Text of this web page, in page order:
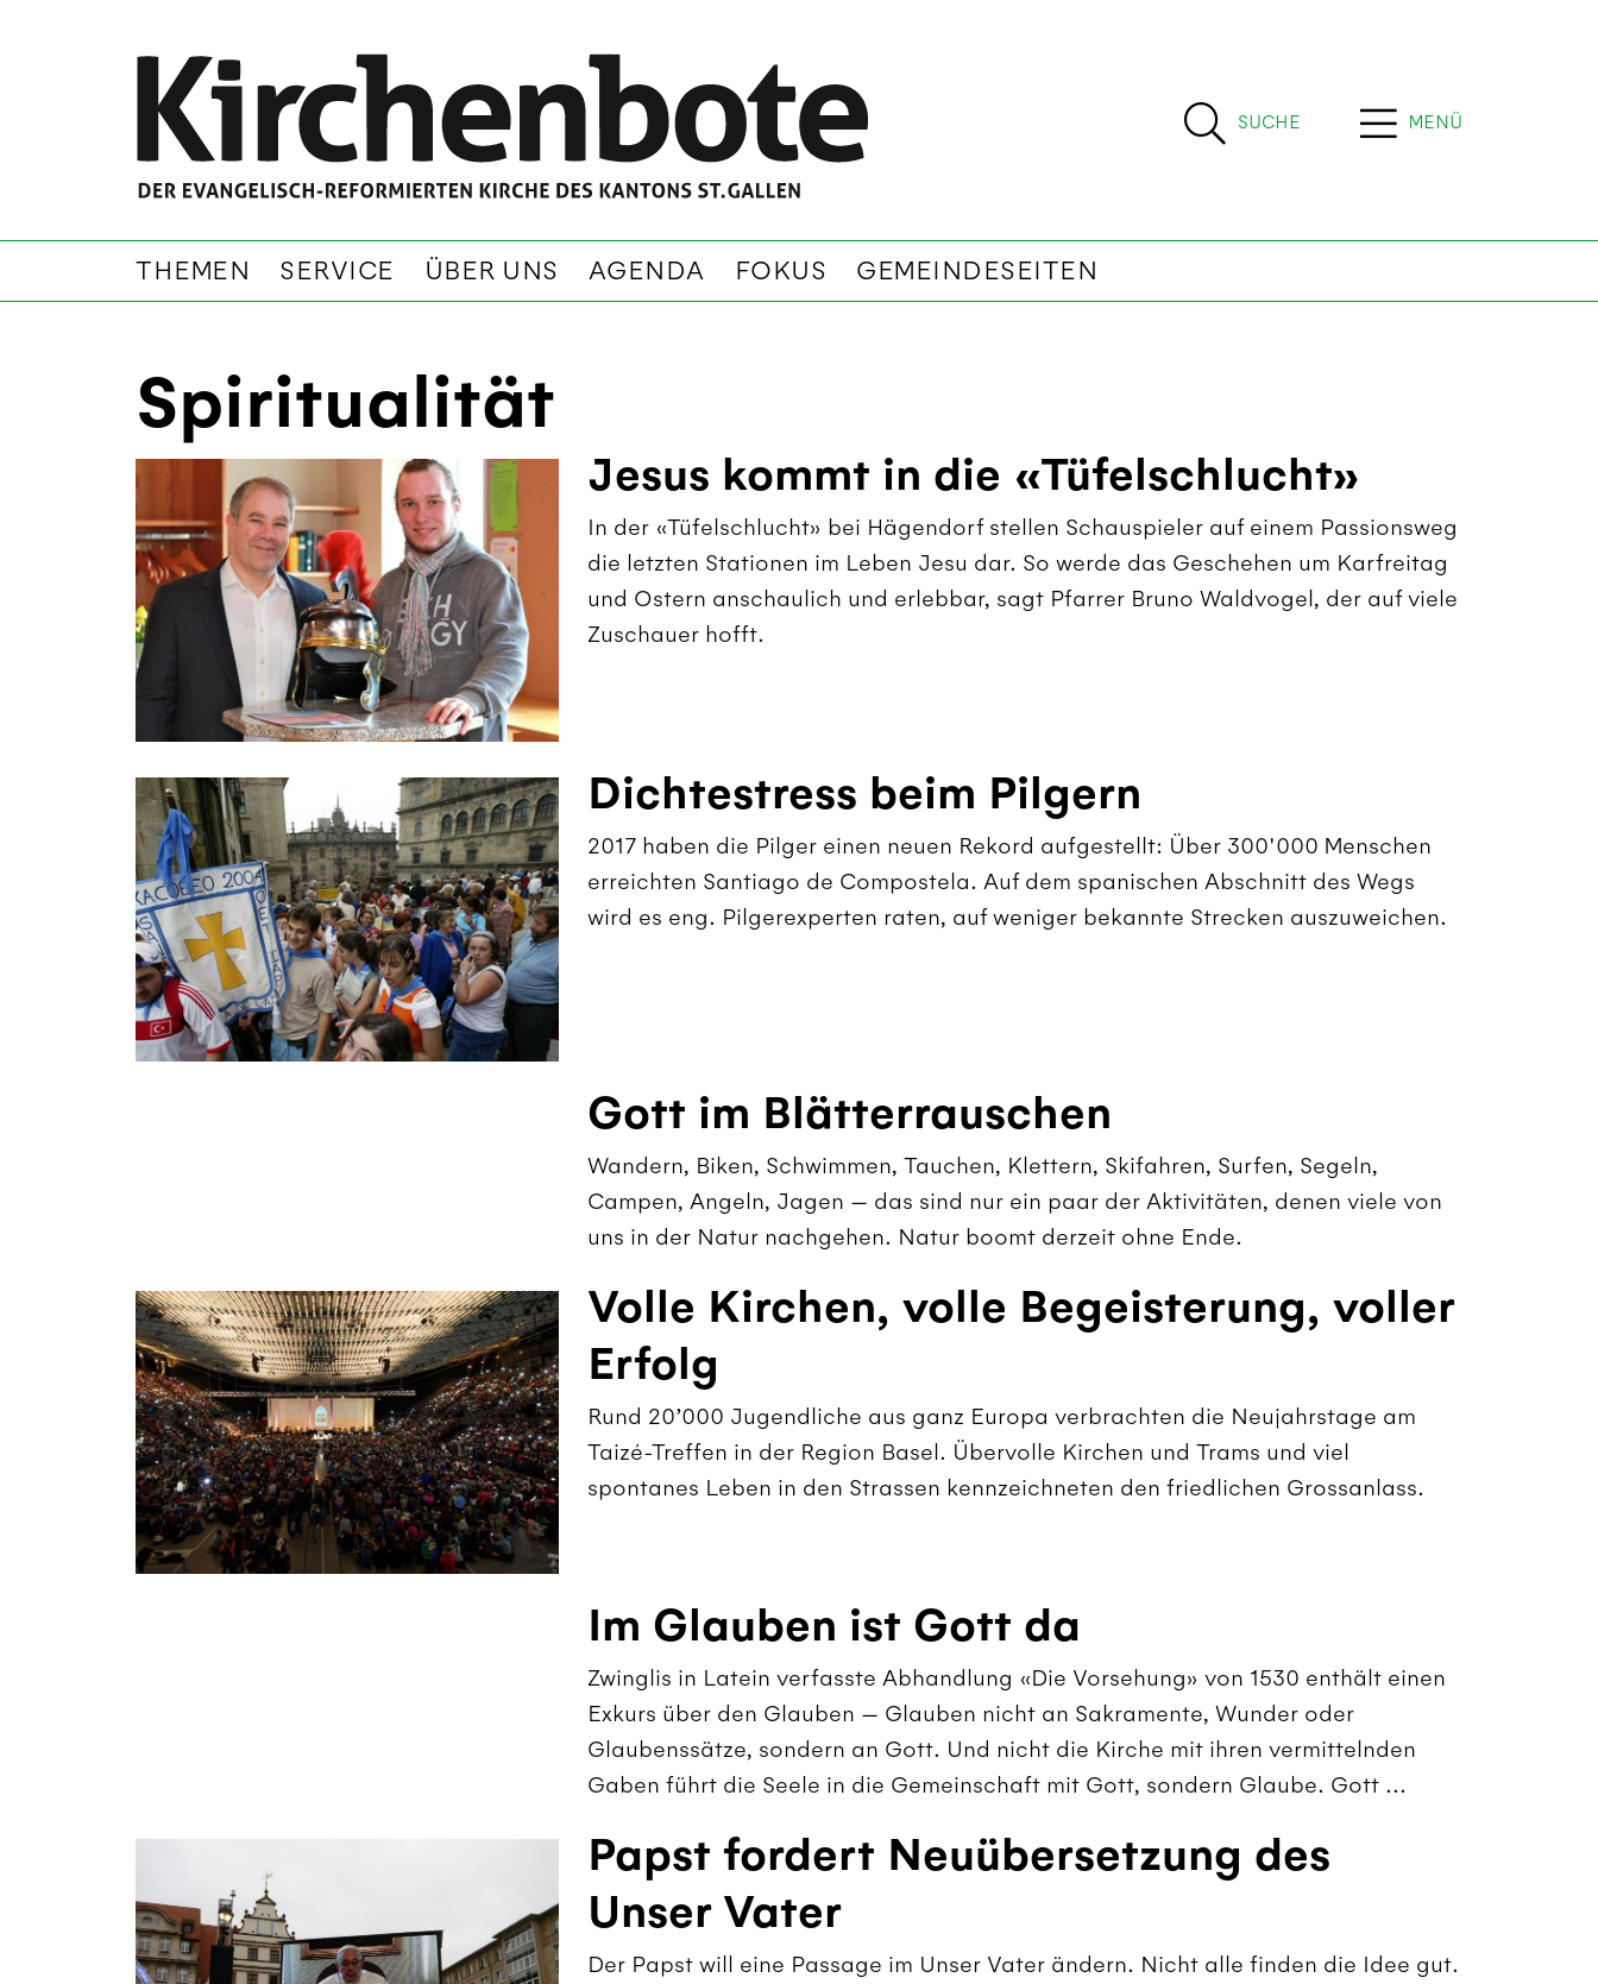
SUCHE MENÜ
THEMEN SERVICE ÜBER UNS AGENDA FOKUS GEMEINDESEITEN
Spiritualität
Jesus kommt in die «Tüfelschlucht»
In der «Tüfelschlucht» bei Hägendorf stellen Schauspieler auf einem Passionsweg
die letzten Stationen im Leben Jesu dar. So werde das Geschehen um Karfreitag
und Ostern anschaulich und erlebbar, sagt Pfarrer Bruno Waldvogel, der auf viele
Zuschauer hofft.
Dichtestress beim Pilgern
2017 haben die Pilger einen neuen Rekord aufgestellt: Über 300'000 Menschen
erreichten Santiago de Compostela. Auf dem spanischen Abschnitt des Wegs
wird es eng. Pilgerexperten raten, auf weniger bekannte Strecken auszuweichen.
Gott im Blätterrauschen
Wandern, Biken, Schwimmen, Tauchen, Klettern, Skifahren, Surfen, Segeln,
Campen, Angeln, Jagen — das sind nur ein paar der Aktivitäten, denen viele von
uns in der Natur nachgehen. Natur boomt derzeit ohne Ende.
Volle Kirchen, volle Begeisterung, voller
Erfolg
Rund 20’000 Jugendliche aus ganz Europa verbrachten die Neujahrstage am
Taizé-Treffen in der Region Basel. Übervolle Kirchen und Trams und viel
spontanes Leben in den Strassen kennzeichneten den friedlichen Grossanlass.
Im Glauben ist Gott da
Zwinglis in Latein verfasste Abhandlung «Die Vorsehung» von 1530 enthält einen
Exkurs über den Glauben — Glauben nicht an Sakramente, Wunder oder
Glaubenssätze, sondern an Gott. Und nicht die Kirche mit ihren vermittelnden
Gaben führt die Seele in die Gemeinschaft mit Gott, sondern Glaube. Gott ...
Papst fordert Neuübersetzung des
Unser Vater
Der Papst will eine Passage im Unser Vater ändern. Nicht alle finden die Idee gut.